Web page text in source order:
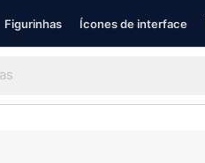
Figurinhas Ícones de interface